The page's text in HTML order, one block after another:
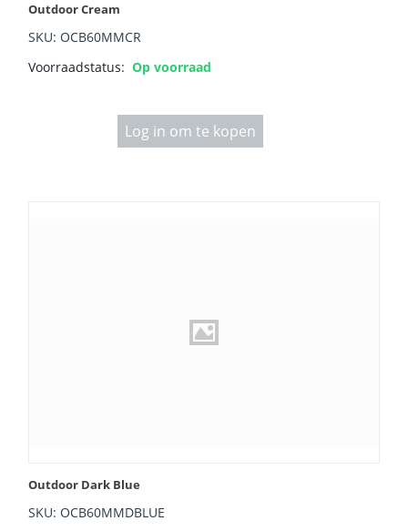
Outdoor Cream
SKU: OCB60MMCR
Voorraadstatus: Op voorraad
Log in om te kopen
Outdoor Dark Blue
SKU: OCB60MMDBLUE